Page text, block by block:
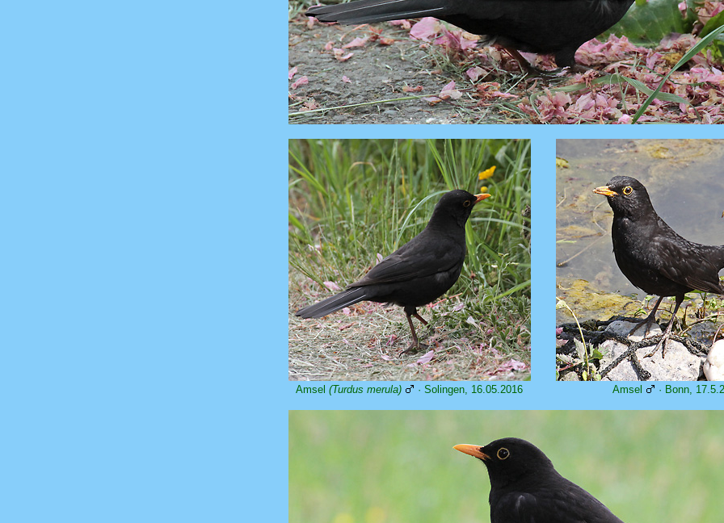
Amsel (Turdus merula) · Solingen, 16.05.2016 Amsel · Bonn,